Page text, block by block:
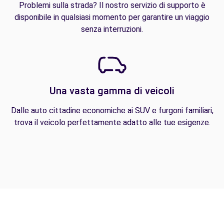
Problemi sulla strada? Il nostro servizio di supporto è
disponibile in qualsiasi momento per garantire un viaggio
senza interruzioni.
Una vasta gamma di veicoli
Dalle auto cittadine economiche ai SUV e furgoni familiari,
trova il veicolo perfettamente adatto alle tue esigenze.